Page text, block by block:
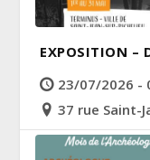
EXPOSITION –
23/07/2026 -
37 rue Saint-